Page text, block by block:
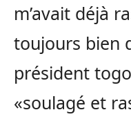
m’avait déjà
toujours bien
président
«soulagé et